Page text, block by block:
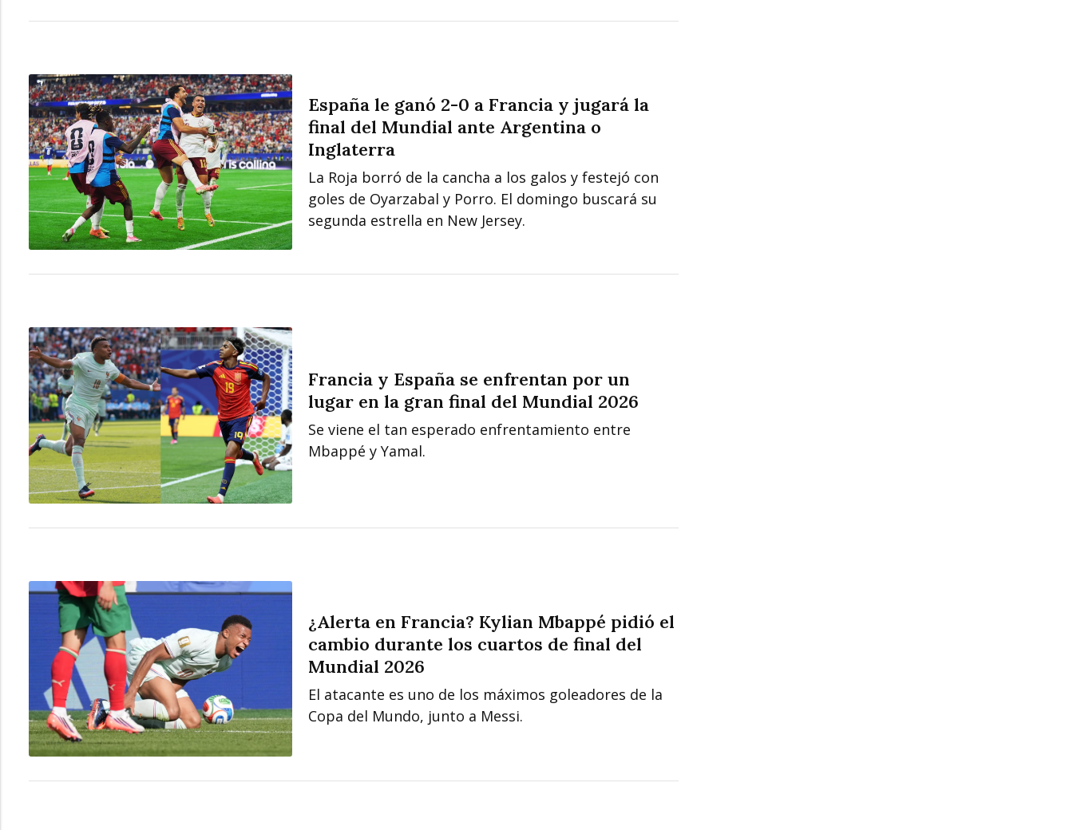
España le ganó 2-0 a Francia y jugará la
final del Mundial ante Argentina o
Inglaterra
La Roja borró de la cancha a los galos y festejó con
goles de Oyarzabal y Porro. El domingo buscará su
segunda estrella en New Jersey.
Francia y España se enfrentan por un
lugar en la gran final del Mundial 2026
Se viene el tan esperado enfrentamiento entre
Mbappé y Yamal.
¿Alerta en Francia? Kylian Mbappé pidió el
cambio durante los cuartos de final del
Mundial 2026
El atacante es uno de los máximos goleadores de la
Copa del Mundo, junto a Messi.